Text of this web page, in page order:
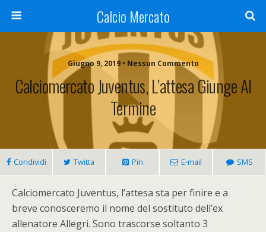
Calcio Mercato
Giugno 9, 2019 • Nessun Commento
Calciomercato Juventus, L’attesa Giunge Al
Termine
Condividi Twitta Pin E-mail SMS
Calciomercato Juventus, l’attesa sta per finire e a
breve conosceremo il nome del sostituto dell’ex
allenatore Allegri. Sono trascorse soltanto 3